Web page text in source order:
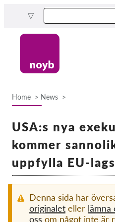
content
Home News
USA:s nya
kommer
uppfylla EU-
Denna sida har
originalet eller lämna
oss om något inte är